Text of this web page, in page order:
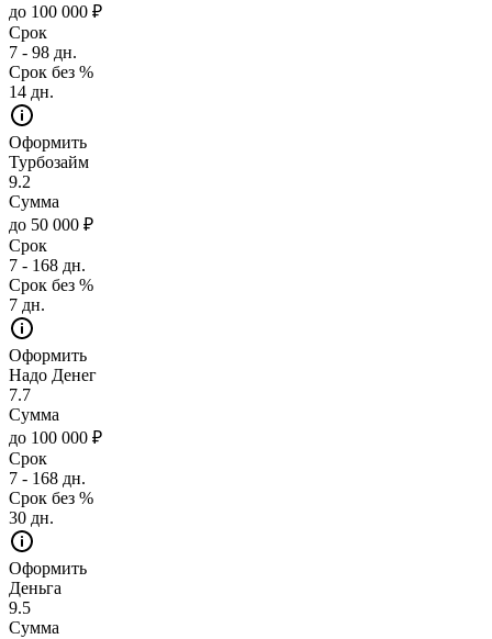
до 100 000 ₽
Срок
7 - 98 дн.
Срок без %
14 дн.
Оформить
Турбозайм
9.2
Сумма
до 50 000 ₽
Срок
7 - 168 дн.
Срок без %
7 дн.
Оформить
Надо Денег
7.7
Сумма
до 100 000 ₽
Срок
7 - 168 дн.
Срок без %
30 дн.
Оформить
Деньга
9.5
Сумма